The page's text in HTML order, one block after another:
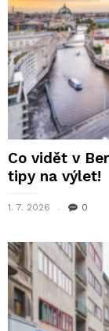
Co vidět v
tipy na výlet!
1. 7. 2026 0